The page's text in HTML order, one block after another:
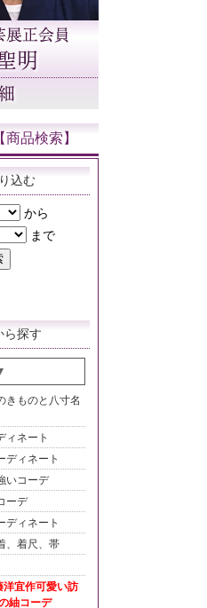
品検索】
込む
ら探す
きものと八寸名
ィネート
ディネート
いコーデ
ーデ
ディネート
、着尺、帯
洋宜作可愛い訪
紬コーデ